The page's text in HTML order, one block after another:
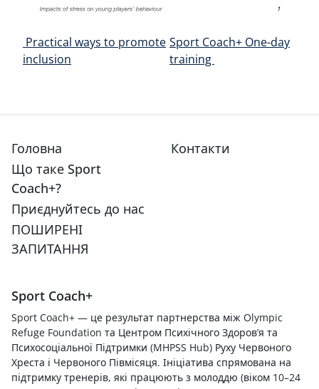
Навігація по публікаціям
Practical ways to promote
inclusion
Sport Coach+ One-day
training
Головна
Що таке Sport
Coach+?
Приєднуйтесь до нас
ПОШИРЕНІ
ЗАПИТАННЯ
Контакти
Sport Coach+
Sport Coach+ — це результат партнерства між Olympic
Refuge Foundation та Центром Психічного Здоров’я та
Психосоціальної Підтримки (MHPSS Hub) Руху Червоного
Хреста і Червоного Півмісяця. Ініціатива спрямована на
підтримку тренерів, які працюють з молоддю (віком 10–24